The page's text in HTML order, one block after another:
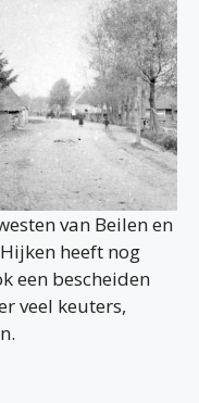
van Beilen en
heeft nog
een bescheiden
veel keuters,